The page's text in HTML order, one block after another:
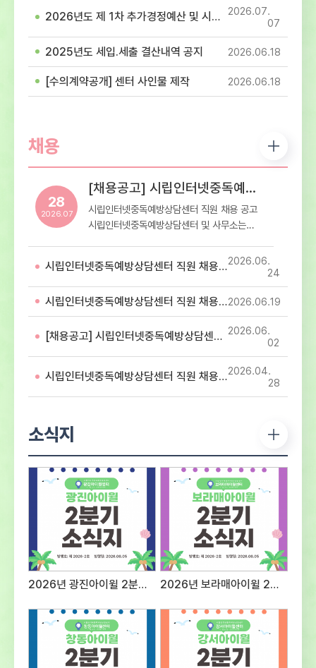
07
2026.07
2026년도 제 1차 추가경정예산 및 시설이용료 고시
18
2026.06
2025년도 세입.세출 결산내역 공지
18
2026.06
[수의계약공개] 센터 사인물 제작
채용
28
2026.07
[채용공고] 시립인터넷중독예방상담센터 직원 채용 공고
시립인터넷중독예방상담센터 직원 채용 공고
시립인터넷중독예방상담센터 및 사무소는
서울특별시로부터 위탁받아 운영하는 청소년
디지털미디어 중독 예방상담 전문기관입니다.
아동・청소년의 디지털미디어 중독 예방 및
해소를 위해 함께 할 유능한 인재를 모집하오니
많은 지원 바랍니다. 1. 응시분야 및 응시자격 -
첨부파일 직원 채용 공고문 참조2. 전형방법 및
첨부되어진 양식에 기입하여 제출 서류전형 및
서류심사 합격자 발표 – 2026년 8월 14일
전문성 정도40직무 수행 능력담당 직무를
수행 할 수 있는 경험과 능력의 정도40지원
적합성경력사항, 교육 및 훈련사항, 지원동기
및 장래포부 등 종합평가20※ 서류심사
동점자는 1. 경력이 많은 순, 2. 자격증의
급수가 높은 순으로 우선순위를 결정한다.※
면접대상자는 채용인원의 3배수로 한다.(단
접수인원 및 채용상황에 따라 조정 가능) ○
2차 : 면접전형 – 2026년 8월 중
자세지원동기 및 예절 등의 태도20표현력질문
대응 능력 등 종합적 표현력20전문성근무경력,
자격증, 관련분야 경험 등의
전문성30사회성조직문화 적응도 및 기타
24
2026.06
시립인터넷중독예방상담센터 직원 채용 최종합격자 공고
19
2026.06
시립인터넷중독예방상담센터 직원 채용 서류심사 합격자 공고
02
2026.06
[채용공고] 시립인터넷중독예방상담센터 직원 채용 공고
28
2026.04
시립인터넷중독예방상담센터 직원 채용 최종합격자 공고
소식지
2026년 광진아이윌 2분기 소식지 2026년 보라매아이윌 2분기 소식지